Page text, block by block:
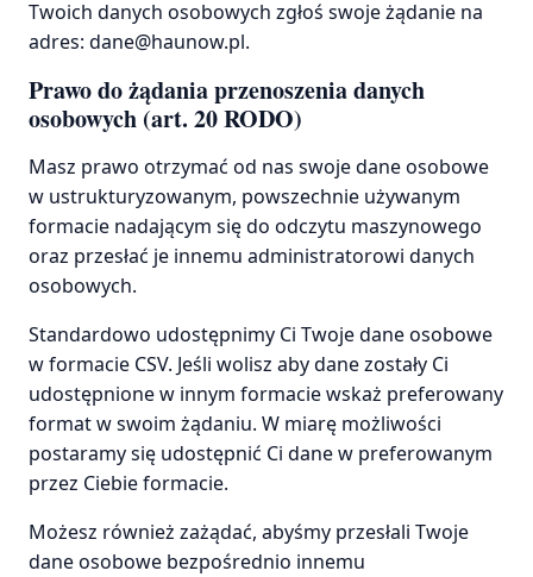
Twoich danych osobowych zgłoś swoje żądanie na
adres: dane@haunow.pl.
Prawo do żądania przenoszenia danych
osobowych (art. 20 RODO)
Masz prawo otrzymać od nas swoje dane osobowe
w ustrukturyzowanym, powszechnie używanym
formacie nadającym się do odczytu maszynowego
oraz przesłać je innemu administratorowi danych
osobowych.
Standardowo udostępnimy Ci Twoje dane osobowe
w formacie CSV. Jeśli wolisz aby dane zostały Ci
udostępnione w innym formacie wskaż preferowany
format w swoim żądaniu. W miarę możliwości
postaramy się udostępnić Ci dane w preferowanym
przez Ciebie formacie.
Możesz również zażądać, abyśmy przesłali Twoje
dane osobowe bezpośrednio innemu